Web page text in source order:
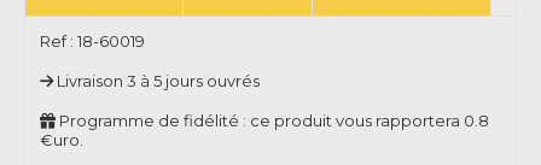
Ref : 18-60019
Livraison 3 à 5 jours ouvrés
Programme de fidélité : ce produit vous rapportera 0.8
€uro.